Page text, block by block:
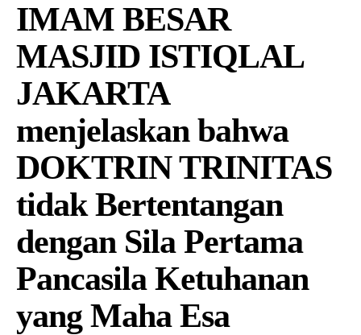
IMAM BESAR
MASJID ISTIQLAL
JAKARTA
menjelaskan bahwa
DOKTRIN TRINITAS
tidak Bertentangan
dengan Sila Pertama
Pancasila Ketuhanan
yang Maha Esa